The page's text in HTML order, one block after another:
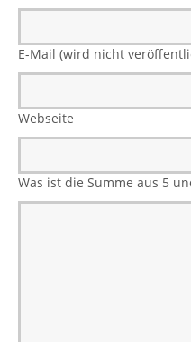
E-Mail (wird nicht
Webseite
Was ist die Summe aus 5